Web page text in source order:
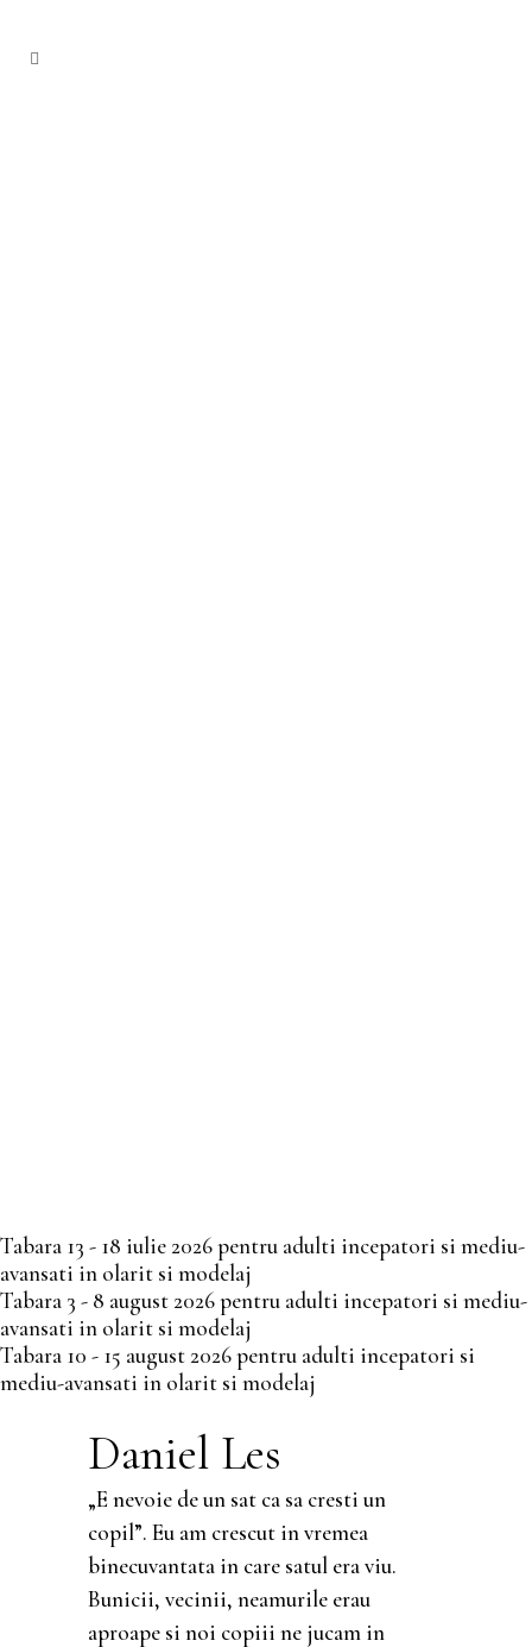
Tabara 13 - 18 iulie 2026 pentru adulti incepatori si mediu-
avansati in olarit si modelaj
Tabara 3 - 8 august 2026 pentru adulti incepatori si mediu-
avansati in olarit si modelaj
Tabara 10 - 15 august 2026 pentru adulti incepatori si
mediu-avansati in olarit si modelaj
Daniel Les
„E nevoie de un sat ca sa cresti un
copil”. Eu am crescut in vremea
binecuvantata in care satul era viu.
Bunicii, vecinii, neamurile erau
aproape si noi copiii ne jucam in